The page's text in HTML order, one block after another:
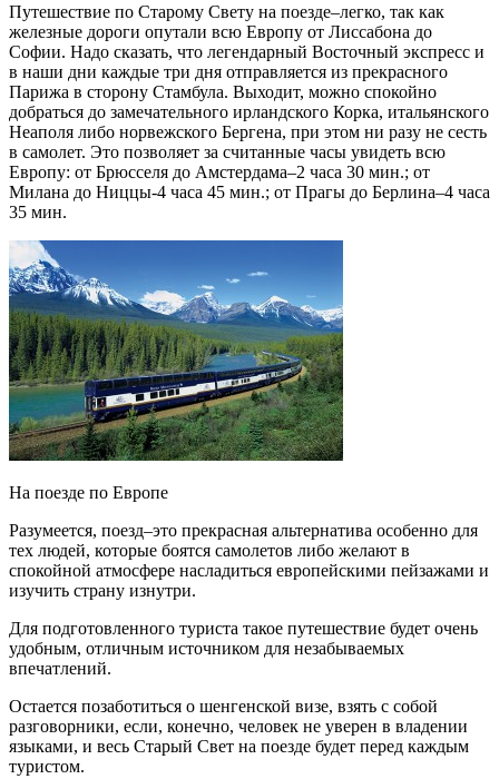
Путешествие по Старому Свету на поезде–легко, так как
железные дороги опутали всю Европу от Лиссабона до
Софии. Надо сказать, что легендарный Восточный экспресс и
в наши дни каждые три дня отправляется из прекрасного
Парижа в сторону Стамбула. Выходит, можно спокойно
добраться до замечательного ирландского Корка, итальянского
Неаполя либо норвежского Бергена, при этом ни разу не сесть
в самолет. Это позволяет за считанные часы увидеть всю
Европу: от Брюсселя до Амстердама–2 часа 30 мин.; от
Милана до Ниццы-4 часа 45 мин.; от Прагы до Берлина–4 часа
35 мин.
На поезде по Европе
Разумеется, поезд–это прекрасная альтернатива особенно для
тех людей, которые боятся самолетов либо желают в
спокойной атмосфере насладиться европейскими пейзажами и
изучить страну изнутри.
Для подготовленного туриста такое путешествие будет очень
удобным, отличным источником для незабываемых
впечатлений.
Остается позаботиться о шенгенской визе, взять с собой
разговорники, если, конечно, человек не уверен в владении
языками, и весь Старый Свет на поезде будет перед каждым
туристом.